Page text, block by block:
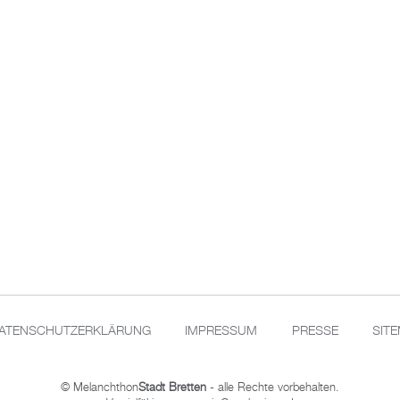
IMPRESSUM PRESSE
© MelanchthonStadt Bretten - alle Rechte vorbehalten.